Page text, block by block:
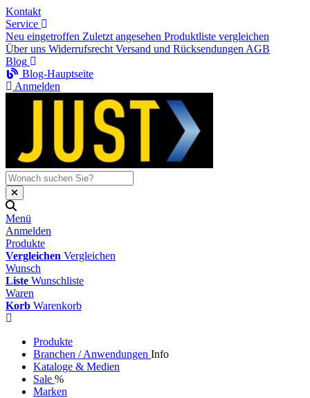
Kontakt
Service
Neu eingetroffen Zuletzt angesehen Produktliste vergleichen
Über uns Widerrufsrecht Versand und Rücksendungen AGB
Blog
Blog-Hauptseite
Anmelden
Menü
Anmelden
Produkte
Vergleichen Vergleichen
Wunsch
Liste Wunschliste
Waren
Korb Warenkorb
Produkte
Branchen / Anwendungen Info
Kataloge & Medien
Sale %
Marken